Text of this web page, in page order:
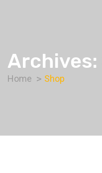
Archives:
Home Shop